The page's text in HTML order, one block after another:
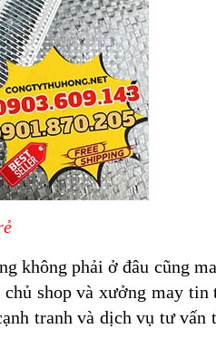
không phải ở đâu cũng
shop và xưởng may tin
tranh và dịch vụ tư vấn